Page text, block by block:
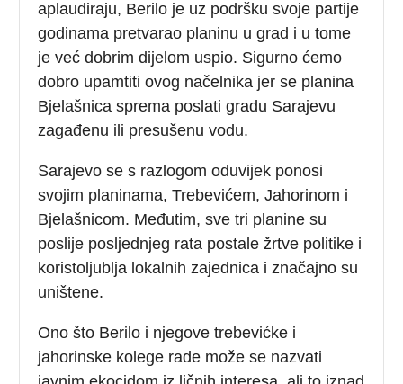
aplaudiraju, Berilo je uz podršku svoje partije
godinama pretvarao planinu u grad i u tome
je već dobrim dijelom uspio. Sigurno ćemo
dobro upamtiti ovog načelnika jer se planina
Bjelašnica sprema poslati gradu Sarajevu
zagađenu ili presušenu vodu.
Sarajevo se s razlogom oduvijek ponosi
svojim planinama, Trebevićem, Jahorinom i
Bjelašnicom. Međutim, sve tri planine su
poslije posljednjeg rata postale žrtve politike i
koristoljublja lokalnih zajednica i značajno su
uništene.
Ono što Berilo i njegove trebevićke i
jahorinske kolege rade može se nazvati